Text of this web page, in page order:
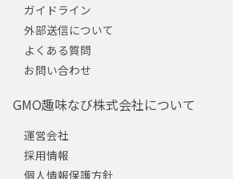
ガイドライン
外部送信について
よくある質問
お問い合わせ
GMO趣味なび株式会社について
運営会社
採用情報
個人情報保護方針